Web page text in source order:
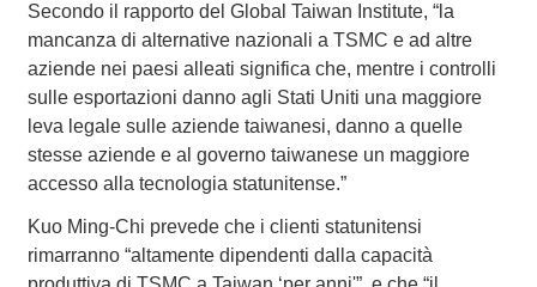
Secondo il rapporto del Global Taiwan Institute, “la
mancanza di alternative nazionali a TSMC e ad altre
aziende nei paesi alleati significa che, mentre i controlli
sulle esportazioni danno agli Stati Uniti una maggiore
leva legale sulle aziende taiwanesi, danno a quelle
stesse aziende e al governo taiwanese un maggiore
accesso alla tecnologia statunitense.”
Kuo Ming-Chi prevede che i clienti statunitensi
rimarranno “altamente dipendenti dalla capacità